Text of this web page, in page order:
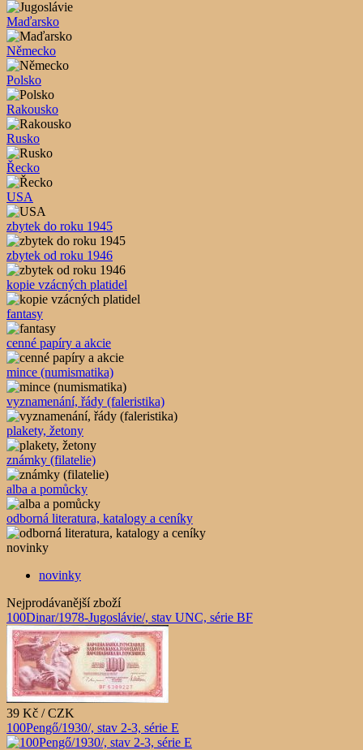
Maďarsko
Německo
Polsko
Rakousko
Rusko
Řecko
USA
zbytek do roku 1945
zbytek od roku 1946
kopie vzácných platidel
fantasy
cenné papíry a akcie
mince (numismatika)
vyznamenání, řády (faleristika)
plakety, žetony
známky (filatelie)
alba a pomůcky
odborná literatura, katalogy a ceníky
novinky
novinky
Nejprodávanější zboží
100Dinar/1978-Jugoslávie/, stav UNC, série BF
39 Kč / CZK
100Pengő/1930/, stav 2-3, série E